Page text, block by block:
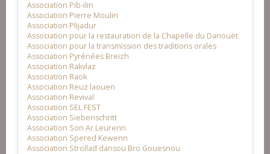
Association Pib-ilin
Association Pierre Moulin
Association Plijadur
Association pour la restauration de la Chapelle du Danouët
Association pour la transmission des traditions orales
Association Pyrénées Breizh
Association Rakvlaz
Association Raok
Association Reuz laouen
Association Revival
Association SEL FEST
Association Siebenschritt
Association Son Ar Leurenn
Association Spered Kewenn
Association Strollad dansou Bro Gouesnou